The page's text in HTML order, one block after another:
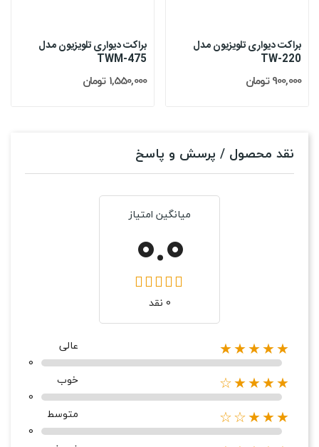
براکت دیواری تلویزیون مدل
TWM-475
1,550,000 تومان
براکت دیواری تلویزیون مدل
TW-220
900,000 تومان
نقد محصول / پرسش و پاسخ
میانگین امتیاز
0.0
0 نقد
★★★★★
عالی
0
★★★★☆
خوب
0
★★★☆☆
متوسط
0